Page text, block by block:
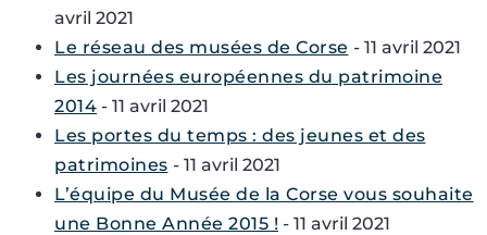
avril 2021
Le réseau des musées de Corse - 11 avril 2021
Les journées européennes du patrimoine
2014 - 11 avril 2021
Les portes du temps : des jeunes et des
patrimoines - 11 avril 2021
L’équipe du Musée de la Corse vous souhaite
une Bonne Année 2015 ! - 11 avril 2021